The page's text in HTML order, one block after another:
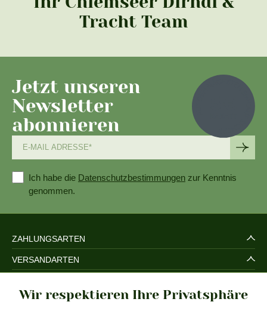
Tracht Team
Jetzt unseren
Newsletter
abonnieren
Ich habe die Datenschutzbestimmungen zur Kenntnis
genommen.
ZAHLUNGSARTEN
VERSANDARTEN
RECHTLICHES
Wir respektieren Ihre Privatsphäre